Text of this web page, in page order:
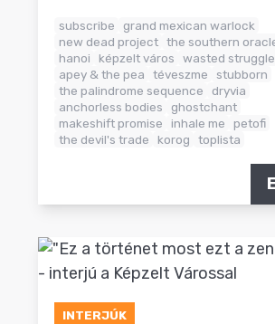
subscribe
grand mexican warlock
new dead project the southern
hanoi
képzelt város
wasted struggle
apey & the pea
téveszme
stubborn
the palindrome sequence
dryvia
anchorless bodies
ghostchant
makeshift promise
inhale me
petofi
the devil's trade
korog toplista
INTERJÚK